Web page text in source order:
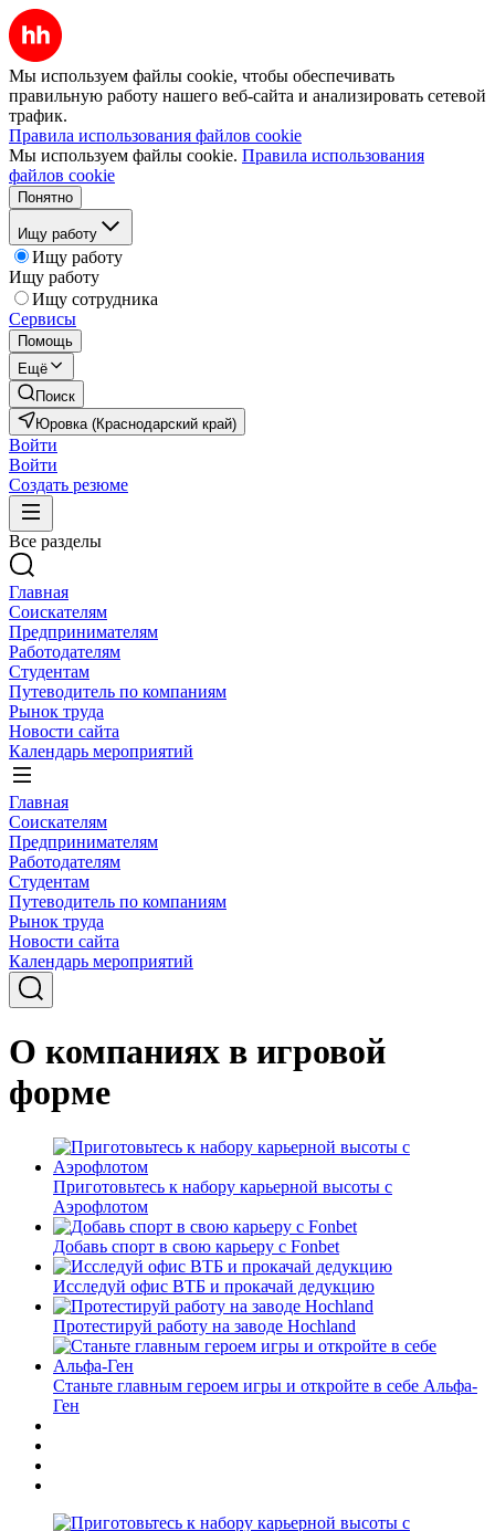
Мы используем файлы cookie, чтобы обеспечивать
правильную работу нашего веб-сайта и анализировать сетевой
трафик.
Правила использования файлов cookie
Мы используем файлы cookie. Правила использования
файлов cookie
Понятно
Ищу работу
Ищу работу
Ищу работу
Ищу сотрудника
Сервисы
Помощь
Ещё
Поиск
Юровка (Краснодарский край)
Войти
Войти
Создать резюме
Все разделы
Главная
Соискателям
Предпринимателям
Работодателям
Студентам
Путеводитель по компаниям
Рынок труда
Новости сайта
Календарь мероприятий
Главная
Соискателям
Предпринимателям
Работодателям
Студентам
Путеводитель по компаниям
Рынок труда
Новости сайта
Календарь мероприятий
О компаниях в игровой
форме
Приготовьтесь к набору карьерной высоты с
Аэрофлотом
Добавь спорт в свою карьеру с Fonbet
Исследуй офис ВТБ и прокачай дедукцию
Протестируй работу на заводе Hochland
Станьте главным героем игры и откройте в себе Альфа-
Ген